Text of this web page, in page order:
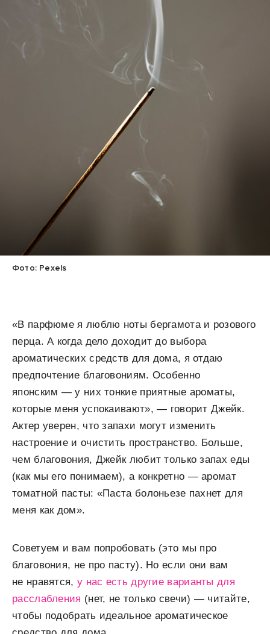
Фото: Pexels
«В парфюме я люблю ноты бергамота и розового
перца. А когда дело доходит до выбора
ароматических средств для дома, я отдаю
предпочтение благовониям. Особенно
японским — у них тонкие приятные ароматы,
которые меня успокаивают», — говорит Джейк.
Актер уверен, что запахи могут изменить
настроение и очистить пространство. Больше,
чем благовония, Джейк любит только запах еды
(как мы его понимаем), а конкретно — аромат
томатной пасты: «Паста болоньезе пахнет для
меня как дом».
Советуем и вам попробовать (это мы про
благовония, не про пасту). Но если они вам
не нравятся, у нас есть другие варианты для
расслабления (нет, не только свечи) — читайте,
чтобы подобрать идеальное ароматическое